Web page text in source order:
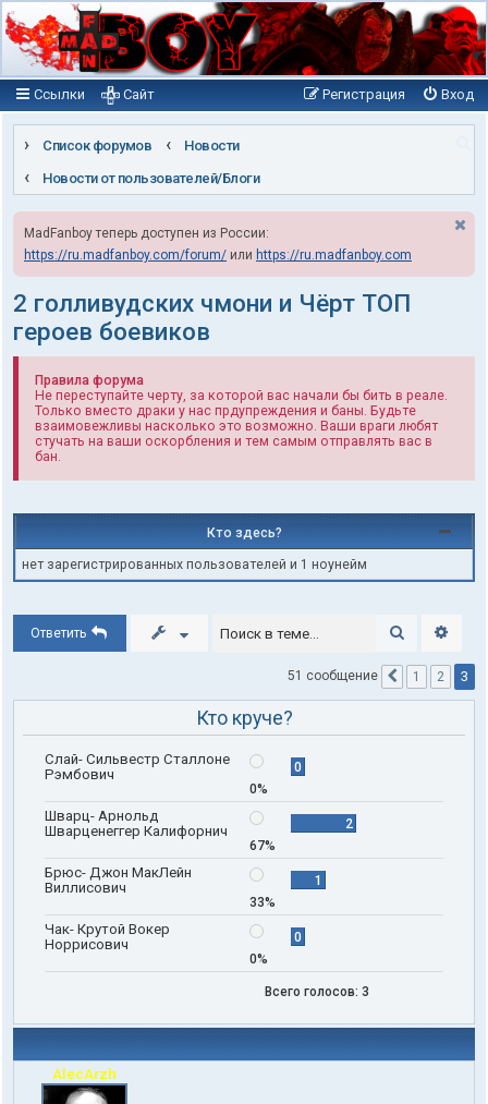
Ссылки Вход
Регистрация
Сайт
Список форумов
Новости
Новости от пользователей/Блоги
MadFanboy теперь доступен из России:
https://ru.madfanboy.com/forum/ или https://ru.madfanboy.com
2 голливудских чмони и Чёрт ТОП
героев боевиков
Правила форума
Не переступайте черту, за которой вас начали бы бить в реале.
Только вместо драки у нас прдупреждения и баны. Будьте
взаимовежливы насколько это возможно. Ваши враги любят
стучать на ваши оскорбления и тем самым отправлять вас в
бан.
Кто здесь?
нет зарегистрированных пользователей и 1 ноунейм
Ответить Поиск
51 сообщение Пред.
1 2 3
Кто круче?
Слай- Сильвестр Сталлоне
Рэмбович
0
0%
Шварц- Арнольд
Шварценеггер Калифорнич
2
67%
Брюс- Джон МакЛейн
Виллисович
1
33%
Чак- Крутой Вокер
Норрисович
0
0%
Всего голосов: 3
AlecArzh